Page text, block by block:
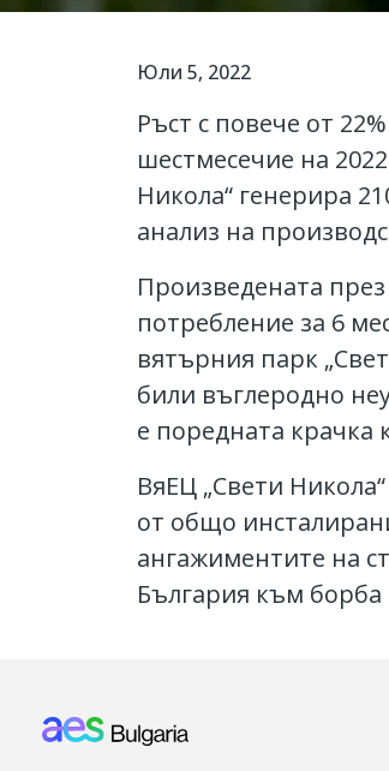
Юли 5, 2022
Ръст с повече от
шестмесечие на
Никола“ генерира
анализ на
Произведената
потребление за 6
вятърния парк
били въглеродно
е поредната
ВяЕЦ „Свети
от общо
ангажиментите на
България към